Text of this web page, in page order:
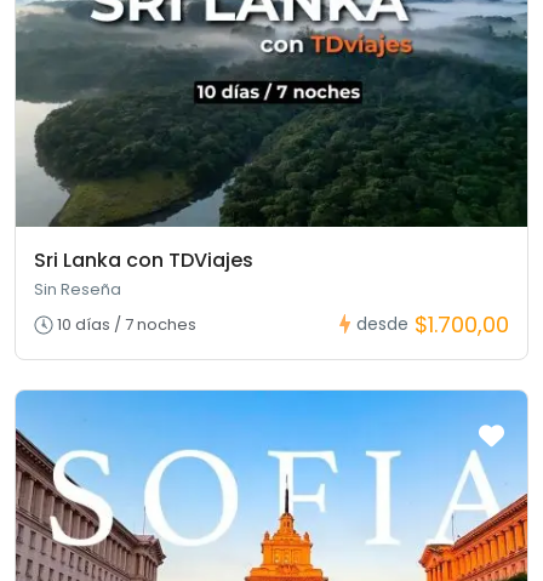
Sri Lanka con TDViajes
Sin Reseña
10 días / 7 noches
desde $1.700,00